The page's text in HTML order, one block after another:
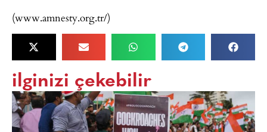
(www.amnesty.org.tr/)
ilginizi çekebilir